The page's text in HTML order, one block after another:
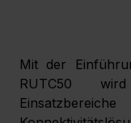
Mit der
RUTC50